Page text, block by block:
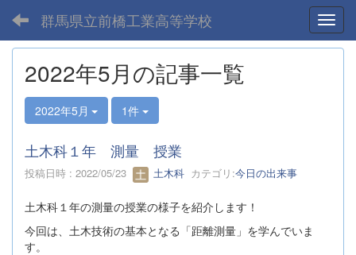
群馬県立前橋工業高等学校
2022年5月の記事一覧
2022年5月 1件
土木科１年 測量 授業
投稿日時 : 2022/05/23 土木科 カテゴリ:今日の出来事
土木科１年の測量の授業の様子を紹介します！
今回は、土木技術の基本となる「距離測量」を学んでいま
す。